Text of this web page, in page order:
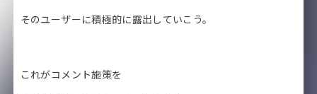
そのユーザーに積極的に露出していこう。
これがコメント施策を